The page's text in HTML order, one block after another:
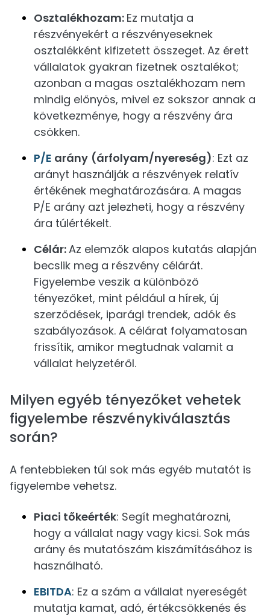
Osztalékhozam: Ez mutatja a
részvényekért a részvényeseknek
osztalékként kifizetett összeget. Az érett
vállalatok gyakran fizetnek osztalékot;
azonban a magas osztalékhozam nem
mindig előnyös, mivel ez sokszor annak a
következménye, hogy a részvény ára
csökken.
P/E arány (árfolyam/nyereség): Ezt az
arányt használják a részvények relatív
értékének meghatározására. A magas
P/E arány azt jelezheti, hogy a részvény
ára túlértékelt.
Célár:Az elemzők alapos kutatás alapján
becslik meg a részvény célárát.
Figyelembe veszik a különböző
tényezőket, mint például a hírek, új
szerződések, iparági trendek, adók és
szabályozások. A célárat folyamatosan
frissítik, amikor megtudnak valamit a
vállalat helyzetéről.
Milyen egyéb tényezőket vehetek
figyelembe részvénykiválasztás
során?
A fentebbieken túl sok más egyéb mutatót is
figyelembe vehetsz.
Piaci tőkeérték: Segít meghatározni,
hogy a vállalat nagy vagy kicsi. Sok más
arány és mutatószám kiszámításához is
használható.
EBITDA: Ez a szám a vállalat nyereségét
mutatja kamat, adó, értékcsökkenés és